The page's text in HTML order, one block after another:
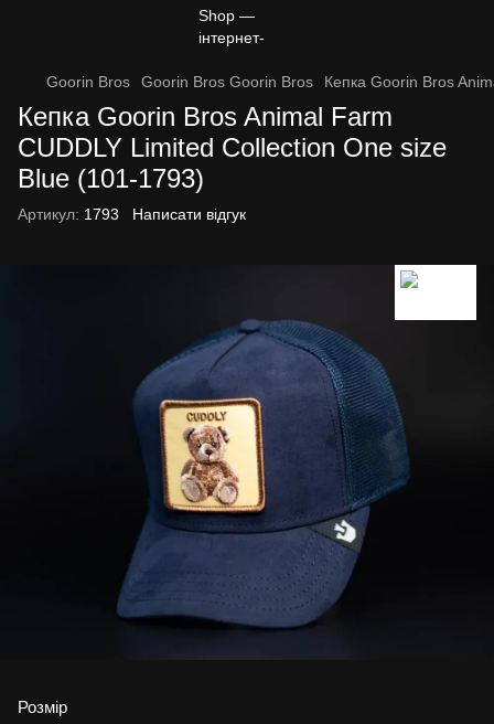
Goorin Bros Goorin Bros Goorin Bros Кепка Goorin Bros
Кепка Goorin Bros Animal Farm
CUDDLY Limited Collection One size
Blue (101-1793)
Артикул: 1793 Написати відгук
Розмір